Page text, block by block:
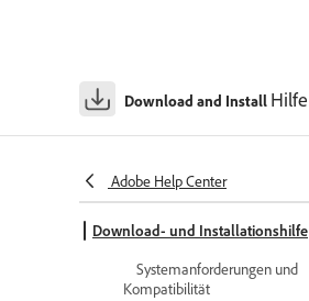
Download and Install Hilfe
Adobe Help Center
Download- und Installationshilfe
Systemanforderungen und
Kompatibilität